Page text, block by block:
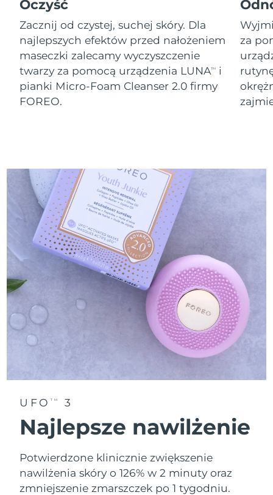
Oczyść
Zacznij od czystej, suchej skóry. Dla
najlepszych efektów przed nałożeniem
maseczki zalecamy wyczyszczenie
twarzy za pomocą urządzenia LUNATM
i
pianki Micro-Foam Cleanser 2.0 firmy
FOREO.
za
UFO TM 3
Najlepsze nawilżenie
Potwierdzone klinicznie zwiększenie
nawilżenia skóry o 126% w 2 minuty oraz
zmniejszenie zmarszczek po 1 tygodniu.
Słowenia
Oczekiwany czas dostawy
8/11/26
Republika
Południowej Afryki
Oczekiwany czas dostawy
8/19/26
Oczekiwany czas dostawy
Szwecja
Oczekiwany czas dostawy
Szwajcaria
Oczekiwany czas dostawy
Tajwan
Oczekiwany czas dostawy
8/16/26
Tajlandia
Oczekiwany czas dostawy
8/15/26
Turcja
Oczekiwany czas dostawy
8/12/26
Wielka Brytania
Uzbekistan
Oczekiwany czas dostawy
8/16/26